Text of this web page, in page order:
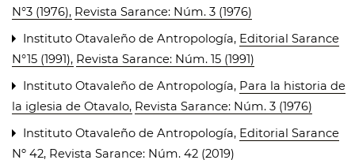
N°3 (1976), Revista Sarance: Núm. 3 (1976)
Instituto Otavaleño de Antropología, Editorial Sarance
N°15 (1991), Revista Sarance: Núm. 15 (1991)
Instituto Otavaleño de Antropología, Para la historia de
la iglesia de Otavalo, Revista Sarance: Núm. 3 (1976)
Instituto Otavaleño de Antropología, Editorial Sarance
Nº 42, Revista Sarance: Núm. 42 (2019)